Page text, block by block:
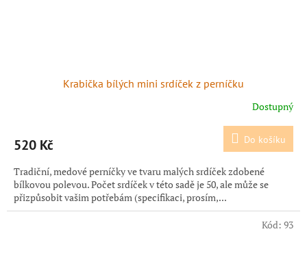
Krabička bílých mini srdíček z perníčku
Dostupný
520 Kč Do košíku
Tradiční, medové perníčky ve tvaru malých srdíček zdobené
bílkovou polevou. Počet srdíček v této sadě je 50, ale může se
přizpůsobit vašim potřebám (specifikaci, prosím,...
Kód: 93